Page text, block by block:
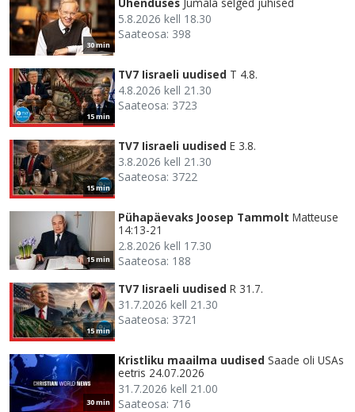
30 min
5.8.2026 kell 18.30
Saateosa: 398
15 min
TV7 Iisraeli uudised T 4.8.
4.8.2026 kell 21.30
Saateosa: 3723
15 min
TV7 Iisraeli uudised E 3.8.
3.8.2026 kell 21.30
Saateosa: 3722
15 min
Pühapäevaks Joosep Tammolt Matteuse
14:13-21
2.8.2026 kell 17.30
Saateosa: 188
15 min
TV7 Iisraeli uudised R 31.7.
31.7.2026 kell 21.30
Saateosa: 3721
30 min
Kristliku maailma uudised Saade oli USAs
eetris 24.07.2026
31.7.2026 kell 21.00
Saateosa: 716